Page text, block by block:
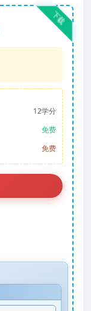
下载
12学分
免费
免费